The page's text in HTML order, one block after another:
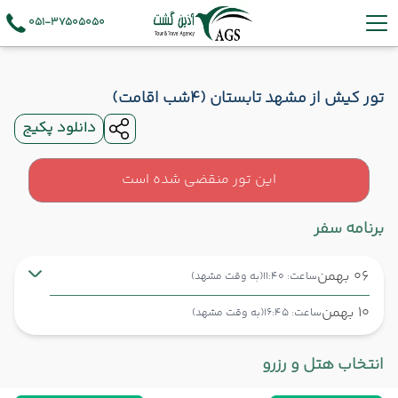
051-37505050
تور کیش از مشهد تابستان (4شب اقامت)
دانلود پکیج
این تور منقضی شده است
برنامه سفر
06 بهمن ساعت: 11:40 (به وقت مشهد)
10 بهمن ساعت: 16:45 (به وقت مشهد)
شروع سفر مشهد ,
انتخاب هتل و رزرو